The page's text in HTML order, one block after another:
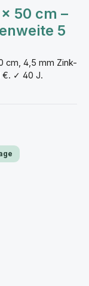
50 cm –
5
cm, 4,5 mm Zink-
€. ✓ 40 J.
Wert ein